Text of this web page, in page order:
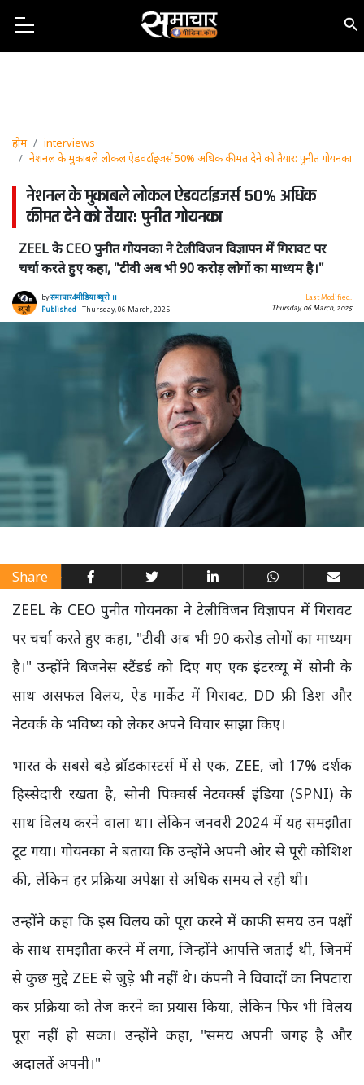
होम
interviews
नेशनल के मुकाबले लोकल ऐडवर्टाइजर्स 50% अधिक कीमत देने को तैयार: पुनीत गोयनका
नेशनल के मुकाबले लोकल ऐडवर्टाइजर्स 50% अधिक
कीमत देने को तैयार: पुनीत गोयनका
ZEEL के CEO पुनीत गोयनका ने टेलीविजन विज्ञापन में गिरावट पर
चर्चा करते हुए कहा, "टीवी अब भी 90 करोड़ लोगों का माध्यम है।"
byसमाचार4मीडिया ब्यूरो ।।
Published- Thursday, 06 March, 2025
Last Modified:
Thursday, 06 March, 2025
Share
ZEEL के CEO पुनीत गोयनका ने टेलीविजन विज्ञापन में गिरावट
पर चर्चा करते हुए कहा, "टीवी अब भी 90 करोड़ लोगों का माध्यम
है।" उन्होंने बिजनेस स्टैंडर्ड को दिए गए एक इंटरव्यू में सोनी के
साथ असफल विलय, ऐड मार्केट में गिरावट, DD फ्री डिश और
नेटवर्क के भविष्य को लेकर अपने विचार साझा किए।
भारत के सबसे बड़े ब्रॉडकास्टर्स में से एक, ZEE, जो 17% दर्शक
हिस्सेदारी रखता है, सोनी पिक्चर्स नेटवर्क्स इंडिया (SPNI) के
साथ विलय करने वाला था। लेकिन जनवरी 2024 में यह समझौता
टूट गया। गोयनका ने बताया कि उन्होंने अपनी ओर से पूरी कोशिश
की, लेकिन हर प्रक्रिया अपेक्षा से अधिक समय ले रही थी।
उन्होंने कहा कि इस विलय को पूरा करने में काफी समय उन पक्षों
के साथ समझौता करने में लगा, जिन्होंने आपत्ति जताई थी, जिनमें
से कुछ मुद्दे ZEE से जुड़े भी नहीं थे। कंपनी ने विवादों का निपटारा
कर प्रक्रिया को तेज करने का प्रयास किया, लेकिन फिर भी विलय
पूरा नहीं हो सका। उन्होंने कहा, "समय अपनी जगह है और
अदालतें अपनी।"